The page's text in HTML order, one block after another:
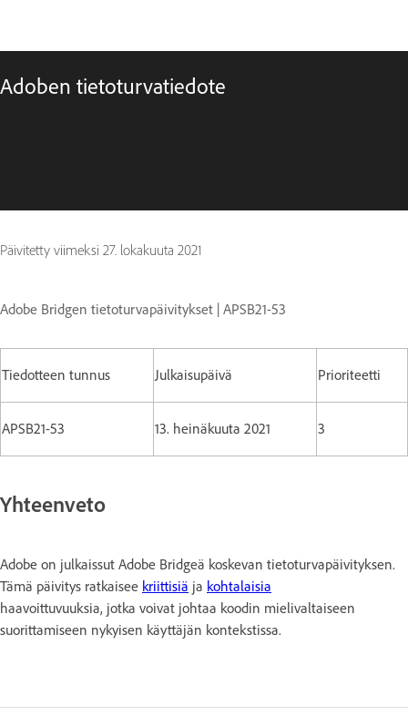
Adoben tietoturvatiedote
Päivitetty viimeksi 27. lokakuuta 2021
Adobe Bridgen tietoturvapäivitykset | APSB21-53
Tiedotteen tunnus Julkaisupäivä Prioriteetti
APSB21-53 13. heinäkuuta 2021 3
Yhteenveto
Adobe on julkaissut Adobe Bridgeä koskevan tietoturvapäivityksen.
Tämä päivitys ratkaisee kriittisiä ja kohtalaisia
haavoittuvuuksia, jotka voivat johtaa koodin mielivaltaiseen
suorittamiseen nykyisen käyttäjän kontekstissa.